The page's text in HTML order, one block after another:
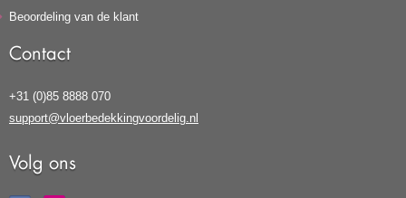
Beoordeling van de klant
Contact
+31 (0)85 8888 070
support@vloerbedekkingvoordelig.nl
Volg ons